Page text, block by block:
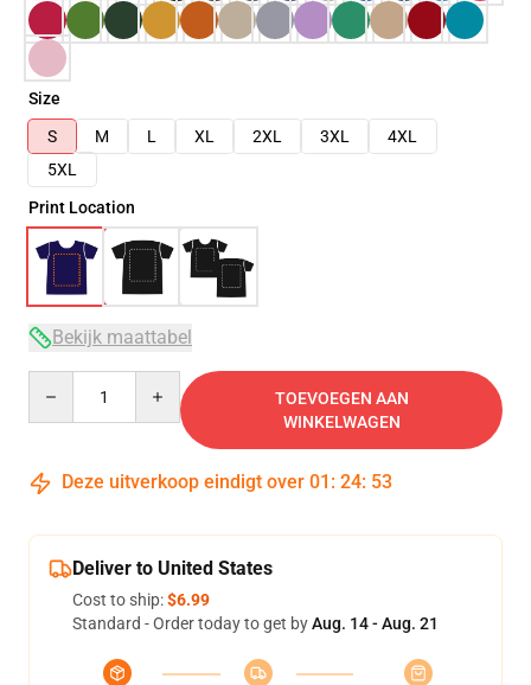
Size
S
M L XL 2XL 3XL
4XL
5XL
Print Location
Bekijk maattabel
TOEVOEGEN AAN
WINKELWAGEN
Deze uitverkoop eindigt over 01 : 24: 53
Deliver to United States
Cost to ship:$6.99
Standard - Order today to get byAug. 14 - Aug. 21